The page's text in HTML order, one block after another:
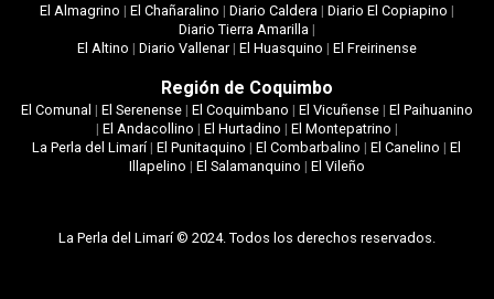
El Almagrino | El Chañaralino | Diario Caldera | Diario El Copiapino |
Diario Tierra Amarilla |
El Altino | Diario Vallenar| El Huasquino | El Freirinense
Región de Coquimbo
El Comunal | El Serenense| El Coquimbano | El Vicuñense| El Paihuanino
| El Andacollino | El Hurtadino | El Montepatrino |
La Perla del Limarí|El Punitaquino |El Combarbalino |El Canelino |El
Illapelino | El Salamanquino | El Vileño
La Perla del Limarí © 2024. Todos los derechos reservados.